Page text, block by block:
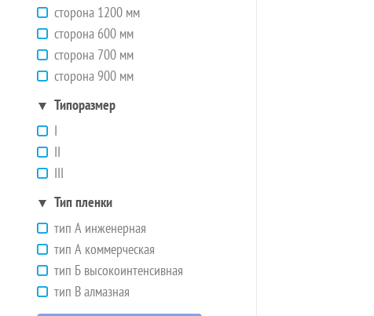
сторона 1200 мм
сторона 600 мм
сторона 700 мм
сторона 900 мм
Типоразмер
I
II
III
Тип пленки
тип А инженерная
тип А коммерческая
тип Б высокоинтенсивная
тип В алмазная